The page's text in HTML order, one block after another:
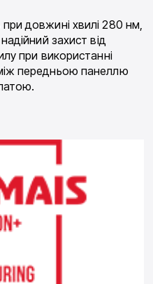
довжині хвилі 280 нм,
захист від
при використанні
передньою панеллю